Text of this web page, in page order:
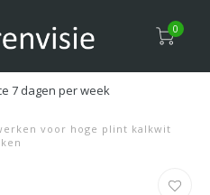
0
7 dagen per week
voor hoge plint kalkwit